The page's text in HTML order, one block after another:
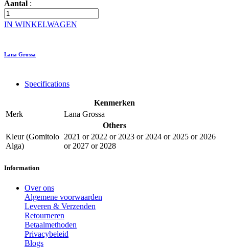
Aantal :
IN WINKELWAGEN
Lana Grossa
Specifications
Kenmerken
Merk
Lana Grossa
Others
Kleur (Gomitolo
Alga)
2021 or 2022 or 2023 or 2024 or 2025 or 2026
or 2027 or 2028
Information
Over ons
Algemene voorwaarden
Leveren & Verzenden
Retourneren
Betaalmethoden
Privacybeleid
Blogs